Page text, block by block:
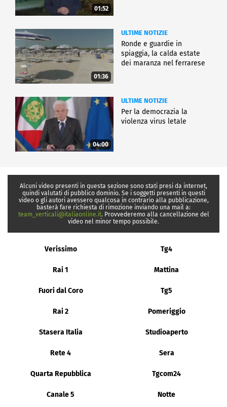
01:52
01:36
ULTIME NOTIZIE
Ronde e guardie in
spiaggia, la calda estate
dei maranza nel ferrarese
04:00
ULTIME NOTIZIE
Per la democrazia la
violenza virus letale
Alcuni video presenti in questa sezione sono stati presi da internet,
quindi valutati di pubblico dominio. Se i soggetti presenti in questi
video o gli autori avessero qualcosa in contrario alla pubblicazione,
basterà fare richiesta di rimozione inviando una mail a:
team_verticali@italiaonline.it. Provvederemo alla cancellazione del
video nel minor tempo possibile.
Verissimo Tg4
Rai 1 Mattina
Fuori dal Coro Tg5
Rai 2 Pomeriggio
Stasera Italia Studioaperto
Rete 4 Sera
Quarta Repubblica Tgcom24
Canale 5 Notte